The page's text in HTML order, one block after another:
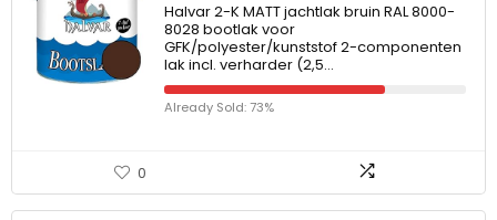
Halvar 2-K MATT jachtlak bruin RAL 8000-
8028 bootlak voor
GFK/polyester/kunststof 2-componenten
lak incl. verharder (2,5…
Already Sold: 73%
0